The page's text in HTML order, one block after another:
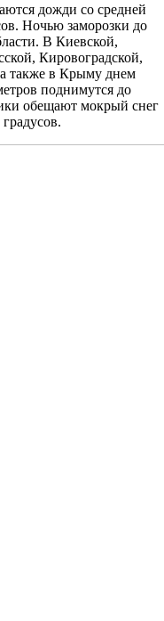
дожди со средней
Ночью заморозки до
В Киевской,
Кировоградской,
а также в Крыму днем
поднимутся до
обещают мокрый снег